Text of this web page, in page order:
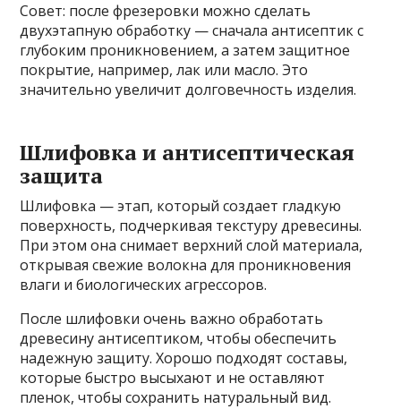
Совет: после фрезеровки можно сделать
двухэтапную обработку — сначала антисептик с
глубоким проникновением, а затем защитное
покрытие, например, лак или масло. Это
значительно увеличит долговечность изделия.
Шлифовка и антисептическая
защита
Шлифовка — этап, который создает гладкую
поверхность, подчеркивая текстуру древесины.
При этом она снимает верхний слой материала,
открывая свежие волокна для проникновения
влаги и биологических агрессоров.
После шлифовки очень важно обработать
древесину антисептиком, чтобы обеспечить
надежную защиту. Хорошо подходят составы,
которые быстро высыхают и не оставляют
пленок, чтобы сохранить натуральный вид.